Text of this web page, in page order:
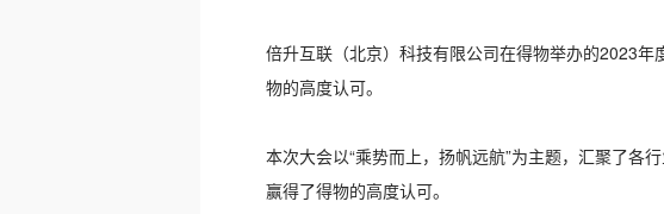
倍升互联（北京）科技有限公司在得物举办的2023年
物的高度认可。
本次大会以“乘势而上，扬帆远航”为主题，汇聚了各
赢得了得物的高度认可。